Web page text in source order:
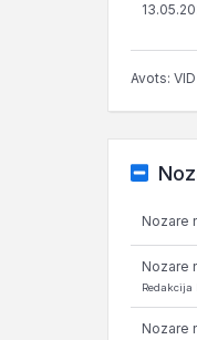
Avots: VID
Nozare
Nozare
Redakcija
Nozare